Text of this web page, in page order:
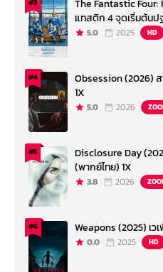
#3
The Fantastic Four:
แทสติก 4 จุดเริ่มต้นป
5.0 2025 HD
#4
Obsession (2026)
1X
5.0 2026
#5
Disclosure Day
(พากย์ไทย) 1X
3.8 2026
#6 Weapons (2025) เว
0.0 2025 HD